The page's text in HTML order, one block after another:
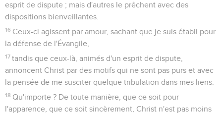
esprit de dispute ; mais d'autres le prêchent avec des
dispositions bienveillantes.
16 Ceux-ci agissent par amour, sachant que je suis établi pour
la défense de l'Évangile,
17 tandis que ceux-là, animés d'un esprit de dispute,
annoncent Christ par des motifs qui ne sont pas purs et avec
la pensée de me susciter quelque tribulation dans mes liens.
18 Qu'importe ? De toute manière, que ce soit pour
l'apparence, que ce soit sincèrement, Christ n'est pas moins